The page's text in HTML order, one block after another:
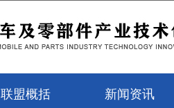
联盟概括 新闻资讯